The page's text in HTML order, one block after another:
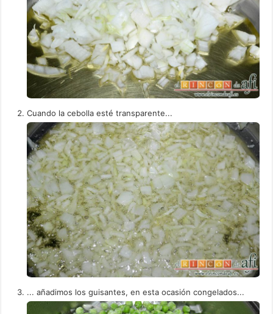
Cuando la cebolla esté transparente...
... añadimos los guisantes, en esta ocasión congelados...